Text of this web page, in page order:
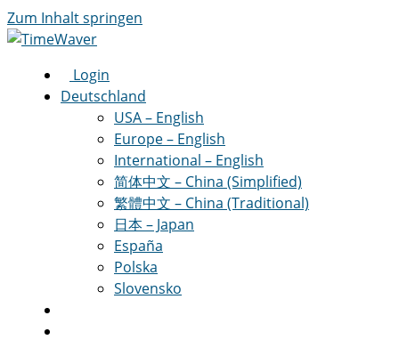
Zum Inhalt springen
Login
Deutschland
USA – English
Europe – English
International – English
简体中文 – China (Simplified)
繁體中文 – China (Traditional)
日本 – Japan
España
Polska
Slovensko